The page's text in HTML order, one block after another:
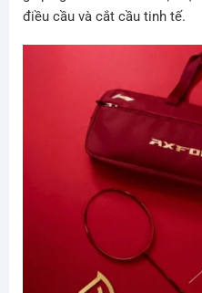
điều cầu và cắt cầu tinh tế.